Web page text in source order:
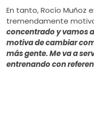
En tanto, Rocío Muñoz
tremendamente
concentrado y vamos
motiva de cambiar
más gente. Me va a
entrenando con